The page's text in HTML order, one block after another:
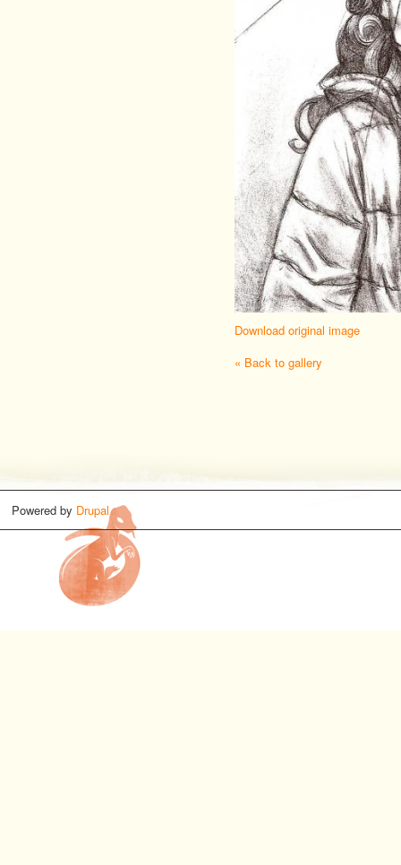
Download original image
« Back to gallery
Powered by Drupal